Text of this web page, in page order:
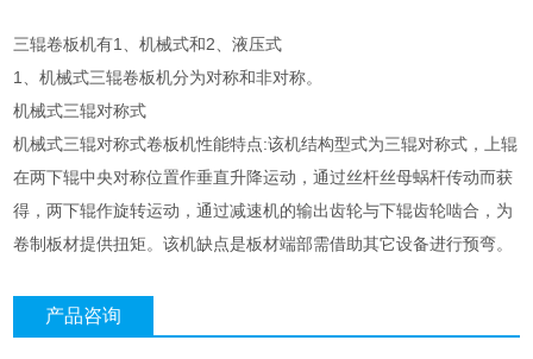
三辊卷板机有1、机械式和2、液压式
1、机械式三辊卷板机分为对称和非对称。
机械式三辊对称式
机械式三辊对称式卷板机性能特点:该机结构型式为三辊对称式，上辊
在两下辊中央对称位置作垂直升降运动，通过丝杆丝母蜗杆传动而获
得，两下辊作旋转运动，通过减速机的输出齿轮与下辊齿轮啮合，为
卷制板材提供扭矩。该机缺点是板材端部需借助其它设备进行预弯。
产品咨询